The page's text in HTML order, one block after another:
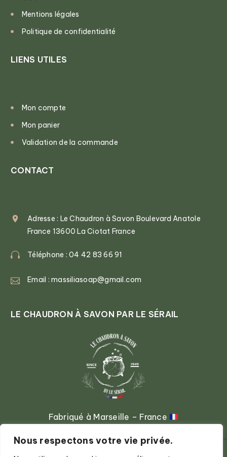
Nous respectons votre vie privée.
Mentions légales
Politique de confidentialité
LIENS UTILES
Mon compte
Mon panier
Validation de la commande
CONTACT
Adresse : Le Chaudron à Savon Boulevard Anatole
France 13600 La Ciotat France
Téléphone : 04 42 83 66 91
Email : massiliasoap@gmail.com
LE CHAUDRON À SAVON PAR LE SÉRAIL
Fabriqué à Marseille – France